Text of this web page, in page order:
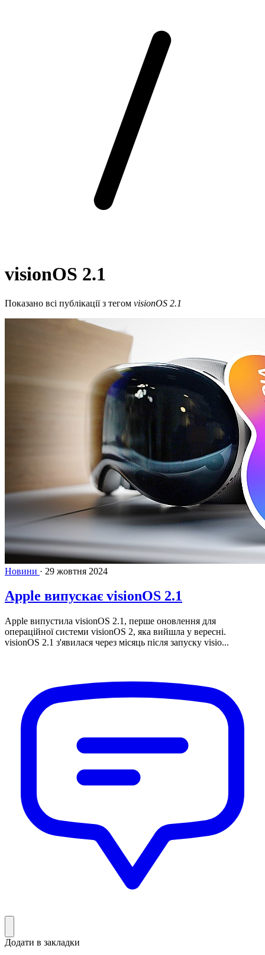
visionOS 2.1
Показано всі публікації з тегом visionOS 2.1
Новини · 29 жовтня 2024
Apple випускає visionOS 2.1
Apple випустила visionOS 2.1, перше оновлення для
операційної системи visionOS 2, яка вийшла у вересні.
visionOS 2.1 з'явилася через місяць після запуску ‌visio...
Додати в закладки